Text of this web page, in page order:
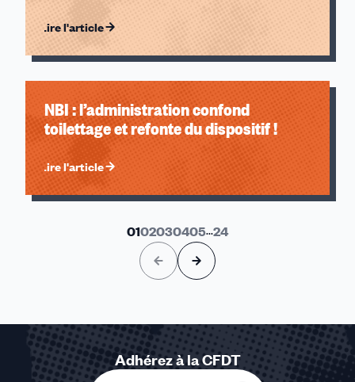
Lire l'article
NBI : l’administration confond
toilettage et refonte du dispositif !
Lire l'article
0102030405...24
Adhérez à la CFDT